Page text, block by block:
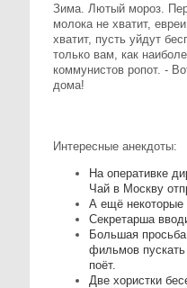
Зима. Лютый мороз.
молока не хватит,
хватит, пусть уйдут
только вам, как
коммунистов ропот. -
дома!
Интересные анекдоты:
На оперативке
Чай в Москву
А ещё некоторые
Секретарша
Большая
фильмов
поёт.
Две хористки